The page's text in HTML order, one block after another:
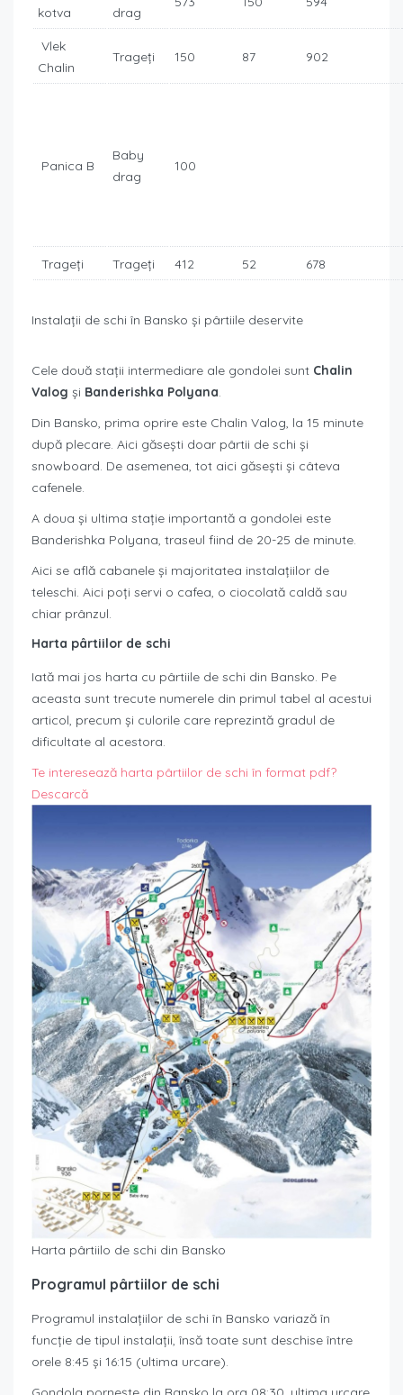
kotva drag
Vlek
Chalin
Trageți 150 87 902
Panica B
Baby
drag
100
Trageți Trageți 412 52 678
Instalații de schi în Bansko și pârtiile deservite
Cele două stații intermediare ale gondolei sunt Chalin
Valog și Banderishka Polyana.
Din Bansko, prima oprire este Chalin Valog, la 15 minute
după plecare. Aici găsești doar pârtii de schi și
snowboard. De asemenea, tot aici găsești și câteva
cafenele.
A doua și ultima stație importantă a gondolei este
Banderishka Polyana, traseul fiind de 20-25 de minute.
Aici se află cabanele și majoritatea instalațiilor de
teleschi. Aici poți servi o cafea, o ciocolată caldă sau
chiar prânzul.
Harta pârtiilor de schi
Iată mai jos harta cu pârtiile de schi din Bansko. Pe
aceasta sunt trecute numerele din primul tabel al acestui
articol, precum și culorile care reprezintă gradul de
dificultate al acestora.
Te interesează harta pârtiilor de schi în format pdf?
Descarcă
Harta pârtiilo de schi din Bansko
Programul pârtiilor de schi
Programul instalațiilor de schi în Bansko variază în
funcție de tipul instalații, însă toate sunt deschise între
orele 8:45 și 16:15 (ultima urcare).